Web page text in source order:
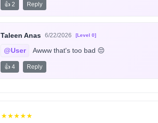
👍 2 Reply
Taleen Anas 6/22/2026 [Level 0]
@User Awww that's too bad 😔
👍 4 Reply
★★★★★